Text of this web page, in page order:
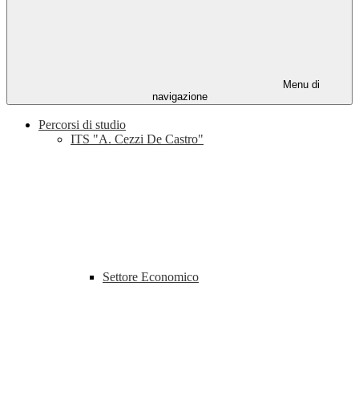
Menu di
navigazione
Percorsi di studio
ITS "A. Cezzi De Castro"
Settore Economico